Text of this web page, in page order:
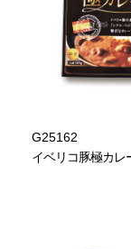
G25162
イベリコ豚極カレ